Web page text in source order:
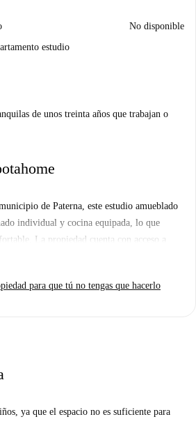
No disponible
estudio
de unos treinta años que trabajan o
de Paterna, este estudio amueblado
individual y cocina equipada, lo que
La propiedad cuenta con acceso a
para disfrutar del aire libre. Se permite
Cien Por Cien.
para que tú no tengas que hacerlo
, ya que el espacio no es suficiente para